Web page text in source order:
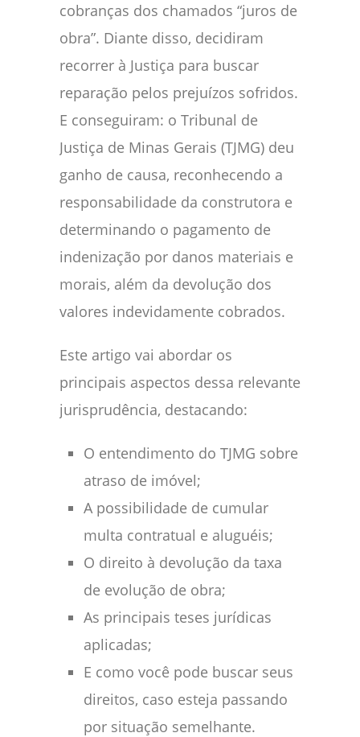
cobranças dos chamados “juros de
obra”. Diante disso, decidiram
recorrer à Justiça para buscar
reparação pelos prejuízos sofridos.
E conseguiram: o Tribunal de
Justiça de Minas Gerais (TJMG) deu
ganho de causa, reconhecendo a
responsabilidade da construtora e
determinando o pagamento de
indenização por danos materiais e
morais, além da devolução dos
valores indevidamente cobrados.
Este artigo vai abordar os
principais aspectos dessa relevante
jurisprudência, destacando:
O entendimento do TJMG sobre
atraso de imóvel;
A possibilidade de cumular
multa contratual e aluguéis;
O direito à devolução da taxa
de evolução de obra;
As principais teses jurídicas
aplicadas;
E como você pode buscar seus
direitos, caso esteja passando
por situação semelhante.